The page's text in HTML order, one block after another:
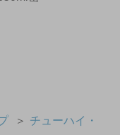
＞ チューハイ・